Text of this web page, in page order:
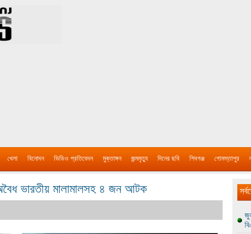
খেলা বিনোদন ভিডিও প্রতিবেদন মুক্তাঙ্গন জন্মমৃত্যু দিনের ছবি শিবগঞ্জ গোমস্তাপুর
ভারতীয় মালামালসহ ৪ জন আটক